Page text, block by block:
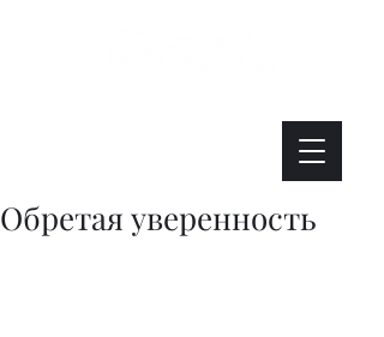
Обретая уверенность